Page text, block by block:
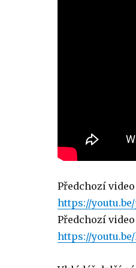
Předchozí
https://
Předchozí
https://